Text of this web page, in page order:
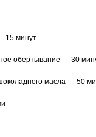
15 минут
обертывание — 30
масла — 50